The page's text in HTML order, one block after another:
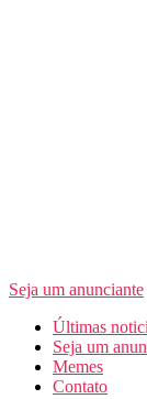
Seja um anunciante
Últimas
Seja um
Memes
Contato